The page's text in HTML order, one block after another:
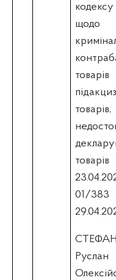
щодо
01/
Руслан